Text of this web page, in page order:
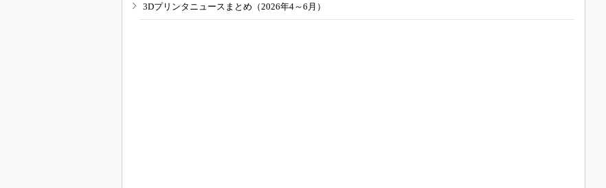
3Dプリンタニュースまとめ（2026年4～6月）